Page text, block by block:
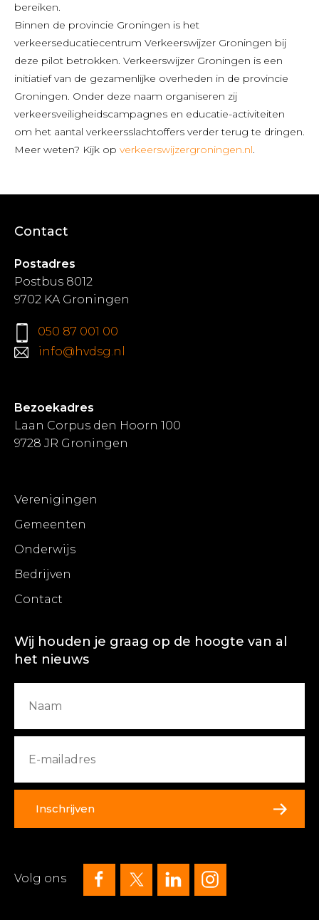
bereiken.
Binnen de provincie Groningen is het
verkeerseducatiecentrum Verkeerswijzer Groningen bij
deze pilot betrokken. Verkeerswijzer Groningen is een
initiatief van de gezamenlijke overheden in de provincie
Groningen. Onder deze naam organiseren zij
verkeersveiligheidscampagnes en educatie-activiteiten
om het aantal verkeersslachtoffers verder terug te dringen.
Meer weten? Kijk op verkeerswijzergroningen.nl.
Contact
Postadres
Postbus 8012
9702 KA Groningen
050 87 001 00
info@hvdsg.nl
Bezoekadres
Laan Corpus den Hoorn 100
9728 JR Groningen
Verenigingen
Gemeenten
Onderwijs
Bedrijven
Contact
Wij houden je graag op de hoogte van al
het nieuws
Inschrijven
Volg ons